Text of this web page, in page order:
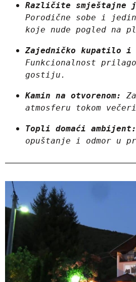
Različite smještajne
Porodične sobe i
koje nude pogled na
Zajedničko kupatilo i
Funkcionalnost
gostiju.
Kamin na otvorenom:
atmosferu tokom
Topli domaći ambijent:
opuštanje i odmor u